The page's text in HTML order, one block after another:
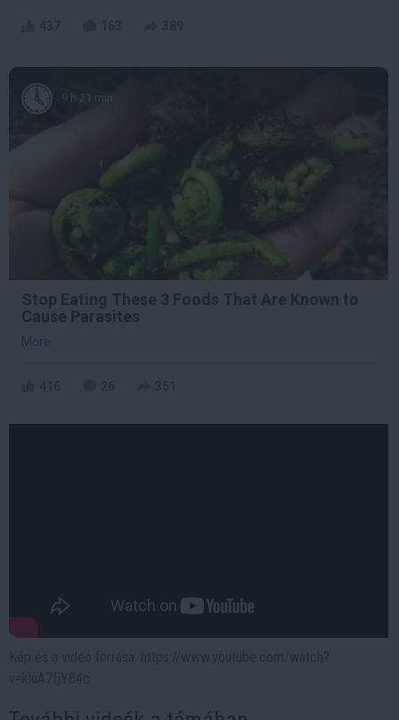
9 h 21 min
Stop Eating These 3 Foods That Are Known to
Cause Parasites
More